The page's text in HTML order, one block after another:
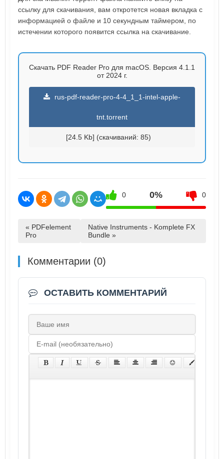
ссылку для скачивания, вам откротется новая вкладка с
информацией о файле и 10 секундным таймером, по
истечении которого появится ссылка на скачивание.
Скачать PDF Reader Pro для macOS. Версия 4.1.1
от 2024 г.
rus-pdf-reader-pro-4-4_1_1-intel-apple-
tnt.torrent
[24.5 Kb] (cкачиваний: 85)
0 0% 0
« PDFelement
Pro
Native Instruments - Komplete FX
Bundle »
Комментарии (0)
ОСТАВИТЬ КОММЕНТАРИЙ